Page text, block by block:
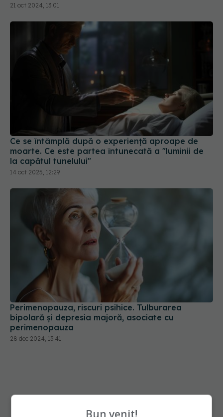
21 oct 2024, 13:01
Ce se întâmplă după o experiență aproape de
moarte. Ce este partea întunecată a "luminii de
la capătul tunelului"
14 oct 2025, 12:29
Perimenopauza, riscuri psihice. Tulburarea
bipolară și depresia majoră, asociate cu
perimenopauza
28 dec 2024, 13:41
Bun venit!